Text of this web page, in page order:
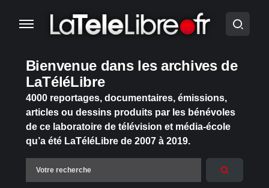
Bienvenue dans les archives de
LaTéléLibre
4000 reportages, documentaires, émissions,
articles ou dessins produits par les bénévoles
de ce laboratoire de télévision et média-école
qu’a été LaTéléLibre de 2007 à 2019.